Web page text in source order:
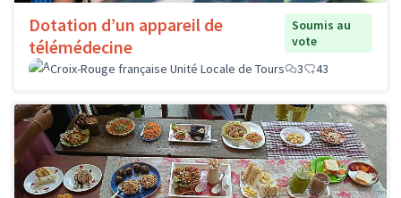
Dotation d’un appareil de
télémédecine
Soumis au
vote
Croix-Rouge française Unité Locale de Tours
3 43